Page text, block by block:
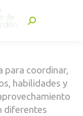
Buscar:
para coordinar,
habilidades y
diferentes